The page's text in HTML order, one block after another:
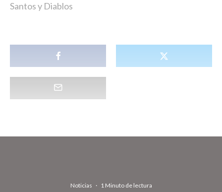
Santos y Diablos
Noticias · 1 Minuto de lectura